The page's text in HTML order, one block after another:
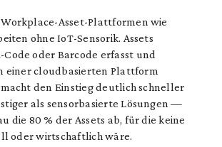
Asset-Plattformen wie
ohne IoT-Sensorik. Assets
oder Barcode erfasst und
einer cloudbasierten Plattform
den Einstieg deutlich schneller
als sensorbasierte Lösungen —
die 80 % der Assets ab, für die keine
oder wirtschaftlich wäre.